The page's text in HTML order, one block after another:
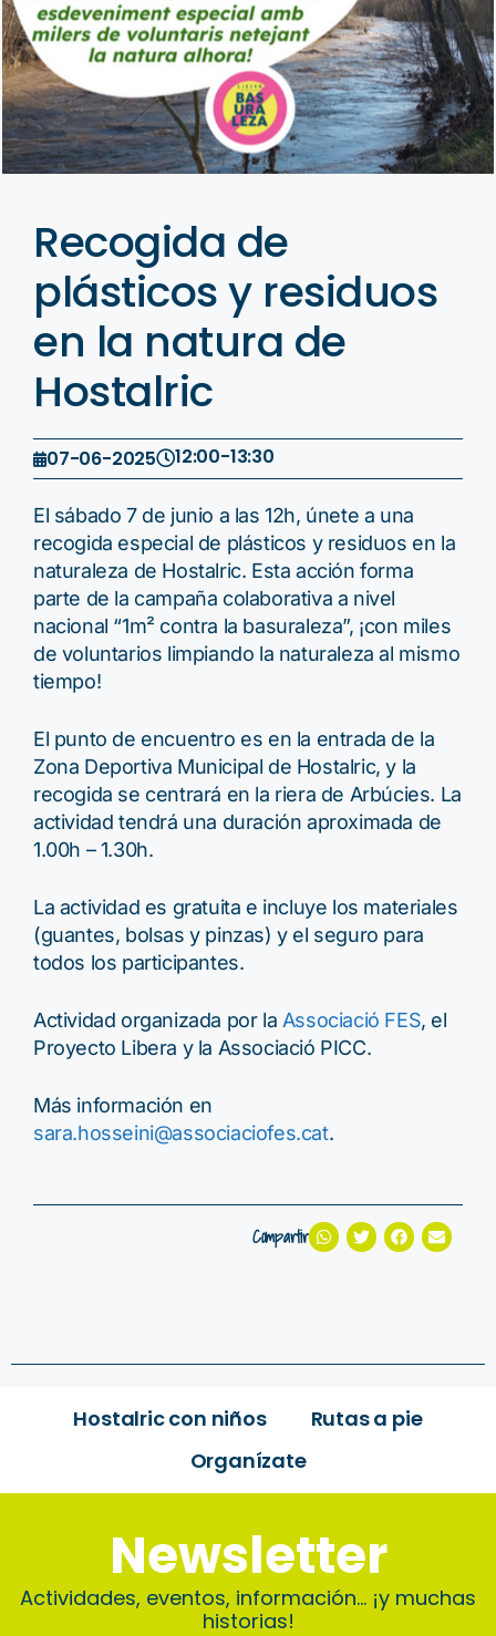
Recogida de
plásticos y residuos
en la natura de
Hostalric
07-06-2025 12:00-13:30
El sábado 7 de junio a las 12h, únete a una
recogida especial de plásticos y residuos en la
naturaleza de Hostalric. Esta acción forma
parte de la campaña colaborativa a nivel
nacional “1m² contra la basuraleza”, ¡con miles
de voluntarios limpiando la naturaleza al mismo
tiempo!
El punto de encuentro es en la entrada de la
Zona Deportiva Municipal de Hostalric, y la
recogida se centrará en la riera de Arbúcies. La
actividad tendrá una duración aproximada de
1.00h – 1.30h.
La actividad es gratuita e incluye los materiales
(guantes, bolsas y pinzas) y el seguro para
todos los participantes.
Actividad organizada por la Associació FES, el
Proyecto Libera y la Associació PICC.
Más información en
sara.hosseini@associaciofes.cat.
Compartir
Hostalric con niños
Rutas a pie
Organízate
Newsletter
Actividades, eventos, información… ¡y muchas
historias!